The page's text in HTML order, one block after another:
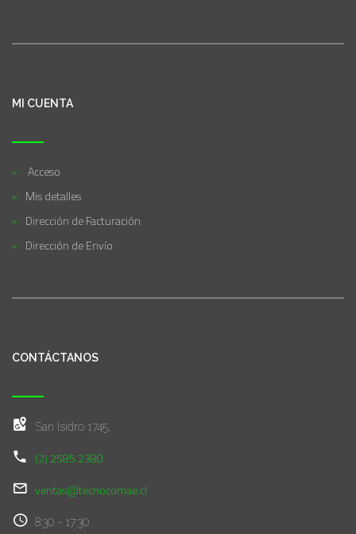
MI CUENTA
Acceso
Mis detalles
Dirección de Facturación
Dirección de Envío
CONTÁCTANOS
San Isidro 1745,
(2) 2585 2380
ventas@tecnocomae.cl
8:30 - 17:30